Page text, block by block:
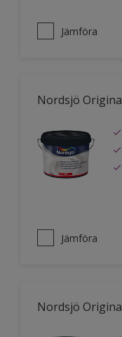
Jämföra
Nordsjö
Jämföra
Nordsjö